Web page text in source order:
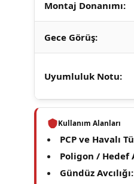
Montaj Donanımı:
Gece Görüş:
Uyumluluk Notu:
Kullanım Alanları
PCP ve Havalı
Poligon / Hedef
Gündüz Avcılığı: